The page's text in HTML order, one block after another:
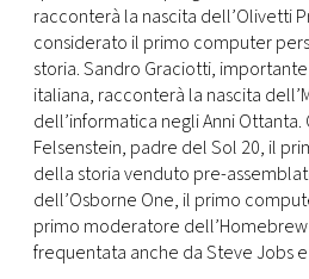
racconterà la nascita dell’Olivetti
considerato il primo computer
storia. Sandro Graciotti,
italiana, racconterà la nascita
dell’informatica negli Anni
Felsenstein, padre del Sol 20, il
della storia venduto pre-
dell’Osborne One, il primo
primo moderatore
frequentata anche da Steve Jobs e